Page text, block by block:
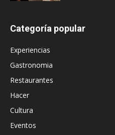
Categoría popular
Experiencias
Gastronomia
Restaurantes
Hacer
Cultura
Eventos